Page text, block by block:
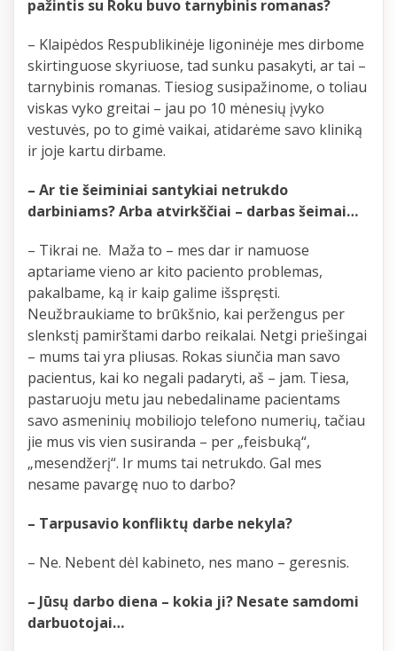
pažintis su Roku buvo tarnybinis romanas?
– Klaipėdos Respublikinėje ligoninėje mes dirbome
skirtinguose skyriuose, tad sunku pasakyti, ar tai –
tarnybinis romanas. Tiesiog susipažinome, o toliau
viskas vyko greitai – jau po 10 mėnesių įvyko
vestuvės, po to gimė vaikai, atidarėme savo kliniką
ir joje kartu dirbame.
– Ar tie šeiminiai santykiai netrukdo
darbiniams? Arba atvirkščiai – darbas šeimai…
– Tikrai ne. Maža to – mes dar ir namuose
aptariame vieno ar kito paciento problemas,
pakalbame, ką ir kaip galime išspręsti.
Neužbraukiame to brūkšnio, kai peržengus per
slenkstį pamirštami darbo reikalai. Netgi priešingai
– mums tai yra pliusas. Rokas siunčia man savo
pacientus, kai ko negali padaryti, aš – jam. Tiesa,
pastaruoju metu jau nebedaliname pacientams
savo asmeninių mobiliojo telefono numerių, tačiau
jie mus vis vien susiranda – per „feisbuką“,
„mesendžerį“. Ir mums tai netrukdo. Gal mes
nesame pavargę nuo to darbo?
– Tarpusavio konfliktų darbe nekyla?
– Ne. Nebent dėl kabineto, nes mano – geresnis.
– Jūsų darbo diena – kokia ji? Nesate samdomi
darbuotojai…